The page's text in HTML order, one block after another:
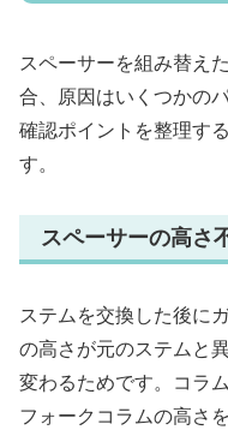
スペーサーを組み替え
合、原因はいくつかの
確認ポイントを整理す
す。
スペーサーの高さ
ステムを交換した後に
の高さが元のステムと
変わるためです。コラ
フォークコラムの高さ